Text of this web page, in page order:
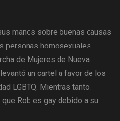
manos sobre buenas causas
personas homosexuales.
de Mujeres de Nueva
un cartel a favor de los
LGBTQ. Mientras tanto,
Rob es gay debido a su